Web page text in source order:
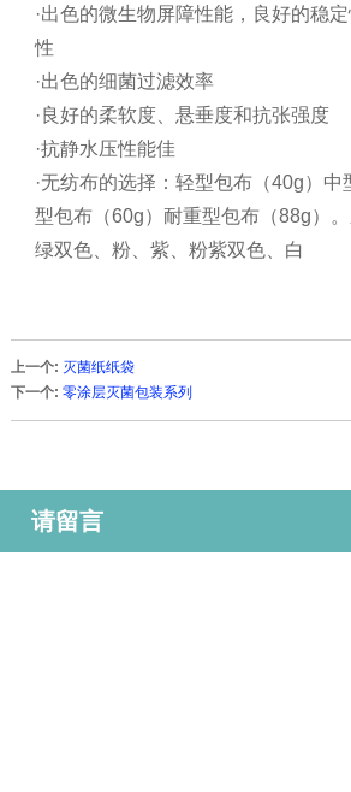
·出色的微生物屏障性能，良好的稳
性
·出色的细菌过滤效率
·良好的柔软度、悬垂度和抗张强度
·抗静水压性能佳
·无纺布的选择：轻型包布（40g）中
型包布（60g）耐重型包布（88g）
绿双色、粉、紫、粉紫双色、白
上一个: 灭菌纸纸袋
下一个: 零涂层灭菌包装系列
请留言